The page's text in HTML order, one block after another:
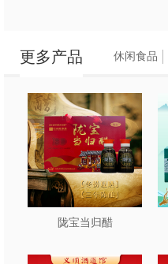
肉、
4.“乌
留墨
5.”吉
愈加饱
味散
更多产品
陇宝当归醋
休闲食品